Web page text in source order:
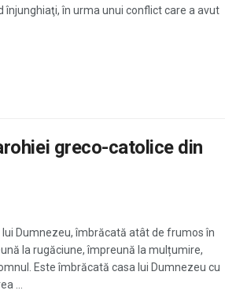
înjunghiaţi, în urma unui conflict care a avut
greco-catolice din
lui Dumnezeu, îmbrăcată atât de frumos în
la rugăciune, împreună la mulțumire,
Este îmbrăcată casa lui Dumnezeu cu
...